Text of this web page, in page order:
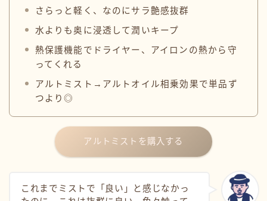
さらっと軽く、なのにサラ艶感抜群
水よりも奥に浸透して潤いキープ
熱保護機能でドライヤー、アイロンの熱から守
ってくれる
アルトミスト→アルトオイル相乗効果で単品ず
つより◎
アルトミストを購入する
これまでミストで「良い」と感じなかっ